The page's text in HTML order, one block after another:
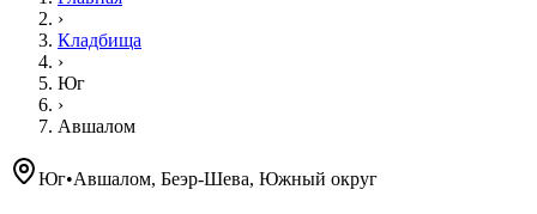
›
Кладбища
›
Юг
›
Авшалом
Юг•Авшалом, Беэр-Шева, Южный округ